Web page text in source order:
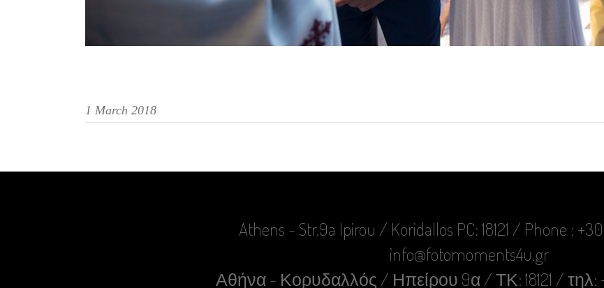
1 March 2018
Athens - Str.9a Ipirou / Koridallos PC: 18121 / Phone :
info@fotomoments4u.gr
Αθήνα - Κορυδαλλός / Ηπείρου 9α / ΤΚ: 18121 / τηλ: